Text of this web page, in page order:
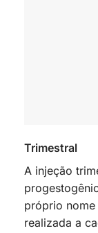
Trimestral
A injeção
próprio
realizada a